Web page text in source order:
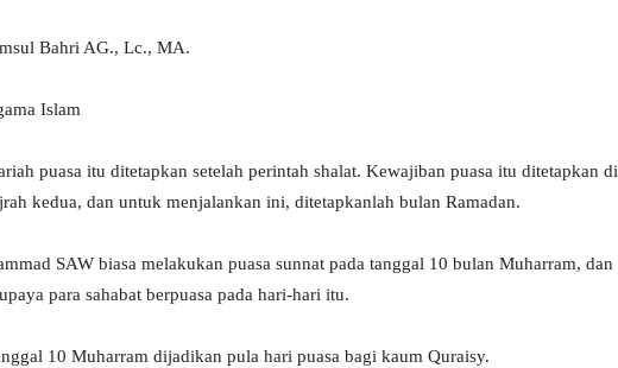
Bahri AG., Lc., MA.
Islam
puasa itu ditetapkan setelah perintah shalat. Kewajiban puasa itu ditetapkan di
kedua, dan untuk menjalankan ini, ditetapkanlah bulan Ramadan.
SAW biasa melakukan puasa sunnat pada tanggal 10 bulan Muharram, dan
para sahabat berpuasa pada hari-hari itu.
10 Muharram dijadikan pula hari puasa bagi kaum Quraisy.